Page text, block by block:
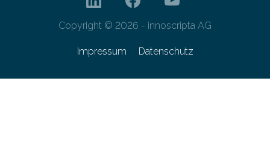
Copyright © 2026 - innoscripta AG
Impressum Datenschutz